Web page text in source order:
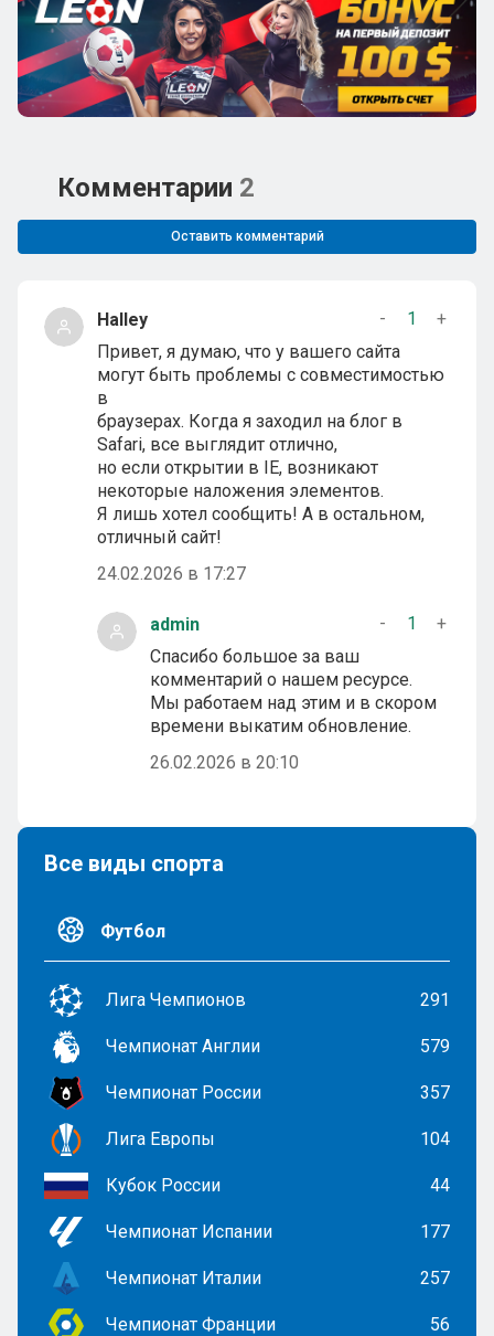
Комментарии 2
Оставить комментарий
Halley - 1
+
Привет, я думаю, что у вашего сайта
могут быть проблемы с совместимостью
в
браузерах. Когда я заходил на блог в
Safari, все выглядит отлично,
но если открытии в IE, возникают
некоторые наложения элементов.
Я лишь хотел сообщить! А в остальном,
отличный сайт!
24.02.2026 в 17:27
admin - 1
+
Спасибо большое за ваш
комментарий о нашем ресурсе.
Мы работаем над этим и в скором
времени выкатим обновление.
26.02.2026 в 20:10
Все виды спорта
Футбол
Лига Чемпионов 291
Чемпионат Англии 579
Чемпионат России 357
Лига Европы 104
Кубок России 44
Чемпионат Испании 177
Чемпионат Италии 257
Чемпионат Франции 56